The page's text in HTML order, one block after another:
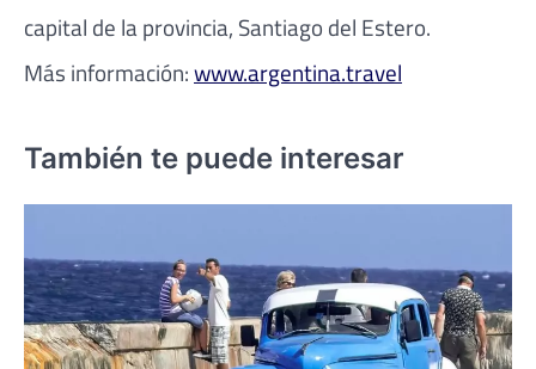
capital de la provincia, Santiago del Estero.
Más información:www.argentina.travel
También te puede interesar